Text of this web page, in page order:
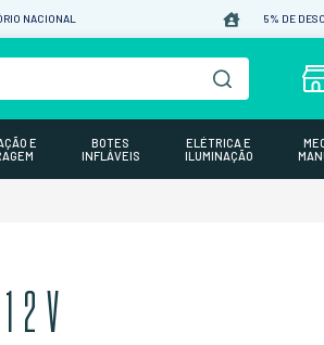
NACIONAL 5% DE
E
BOTES
INFLÁVEIS
ELÉTRICA E
ILUMINAÇÃO